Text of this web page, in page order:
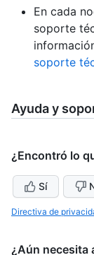
En cada
soporte
soporte
Ayuda y
¿Encontró lo
Sí
Directiva de
¿Aún necesita